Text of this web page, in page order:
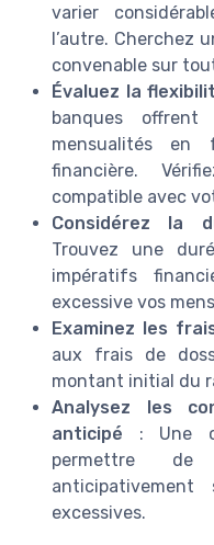
varier
l’autre. Cherchez
convenable sur
Évaluez la
banques offrent
mensualités en
financière.
compatible avec
Considérez la
Trouvez une
impératifs
excessive vos
Examinez les
aux frais de
montant initial du
Analysez les
anticipé : Une
permettre de
excessives.